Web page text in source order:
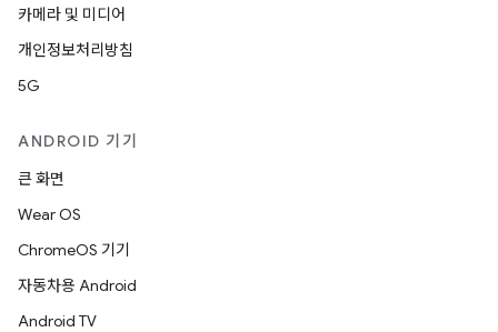
카메라 및 미디어
개인정보처리방침
5G
ANDROID 기기
큰 화면
Wear OS
ChromeOS 기기
자동차용 Android
Android TV